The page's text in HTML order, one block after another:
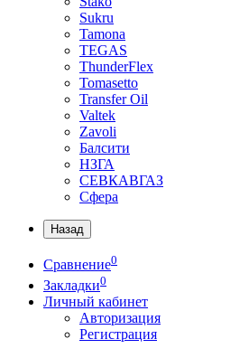
Sukru
Tamona
TEGAS
ThunderFlex
Tomasetto
Transfer Oil
Valtek
Zavoli
Балсити
НЗГА
СЕВКАВГАЗ
Сфера
Назад
Сравнение0
Закладки0
Личный кабинет
Авторизация
Регистрация